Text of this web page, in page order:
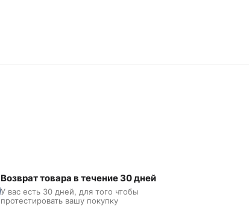
Возврат товара в течение 30 дней
У вас есть 30 дней, для того чтобы
протестировать вашу покупку